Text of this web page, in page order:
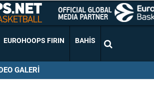
EUROHOOPS FIRIN BAHIS
GALERI